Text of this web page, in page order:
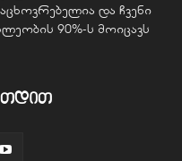
და ჩვენი
90%-ს მოიცავს